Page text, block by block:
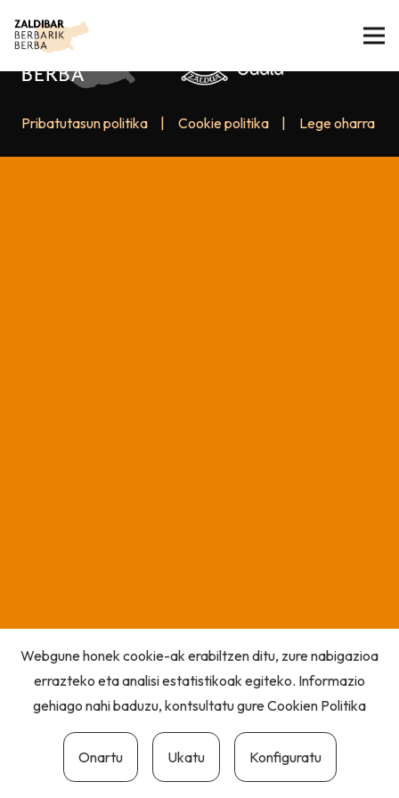
Pribatutasun politika Cookie politika Lege oharra
Webgune honek cookie-ak erabiltzen ditu, zure nabigazioa
errazteko eta analisi estatistikoak egiteko. Informazio
gehiago nahi baduzu, kontsultatu gureCookien Politika
Onartu Ukatu Konfiguratu